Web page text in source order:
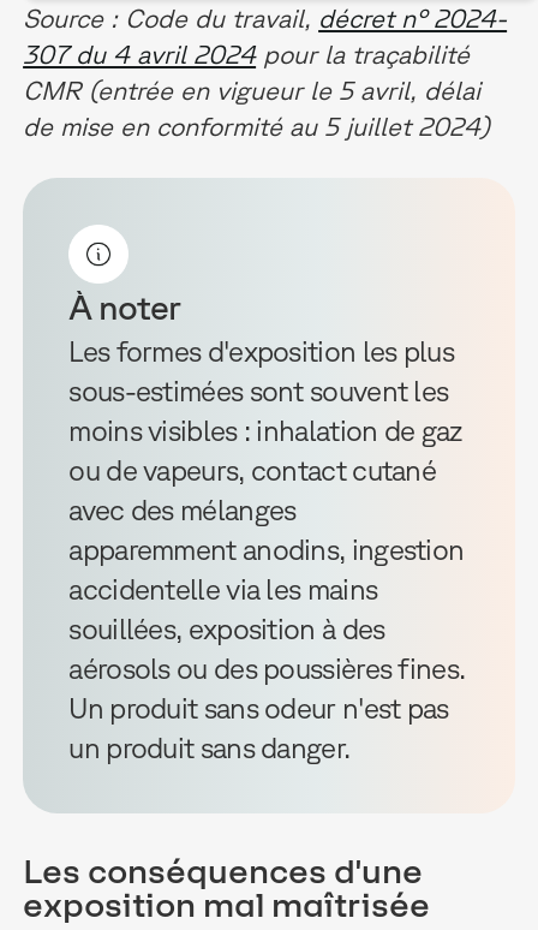
Source : Code du travail, décret n° 2024-
307 du 4 avril 2024pour la traçabilité
CMR (entrée en vigueur le 5 avril, délai
de mise en conformité au 5 juillet 2024)
À noter
Les formes d'exposition les plus
sous-estimées sont souvent les
moins visibles : inhalation de gaz
ou de vapeurs, contact cutané
avec des mélanges
apparemment anodins, ingestion
accidentelle via les mains
souillées, exposition à des
aérosols ou des poussières fines.
Un produit sans odeur n'est pas
un produit sans danger.
Les conséquences d'une
exposition mal maîtrisée